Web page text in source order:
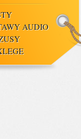
AUDIO